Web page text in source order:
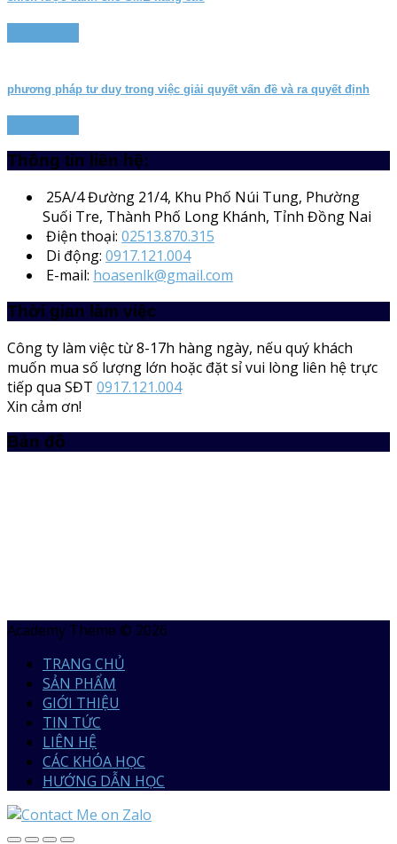
phương pháp tư duy trong việc giải quyết vấn đề và ra quyết định
Thông tin liên hệ:
25A/4Đường 21/4, Khu Phố Núi Tung, Phường
Suối Tre, Thành Phố Long Khánh, Tỉnh Đồng Nai
Điện thoại: 02513.870.315
Di động: 0917.121.004
E-mail: hoasenlk@gmail.com
Thời gian làm việc
Công ty làm việc từ 8-17h hàng ngày, nếu quý khách
muốn mua số lượng lớn hoặc đặt sỉ vui lòng liên hệ trực
tiếp qua SĐT 0917.121.004
Xin cảm ơn!
Bản đồ
Academy Theme © 2026
TRANG CHỦ
SẢN PHẨM
GIỚI THIỆU
TIN TỨC
LIÊN HỆ
CÁC KHÓA HỌC
HƯỚNG DẪN HỌC